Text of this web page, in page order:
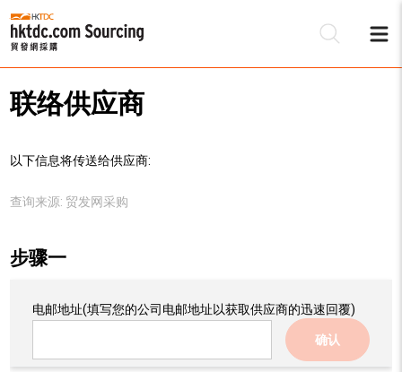
联络供应商
以下信息将传送给供应商:
查询来源: 贸发网采购
步骤一
电邮地址(填写您的公司电邮地址以获取供应商的迅速回覆)
确认